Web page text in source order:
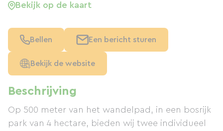
Beschrijving
Op 500 meter van het wandelpad, in een bosrijk
park van 4 hectare, bieden wij twee individueel
Bekijk op de kaart
Bellen Een bericht sturen
Bekijk de website